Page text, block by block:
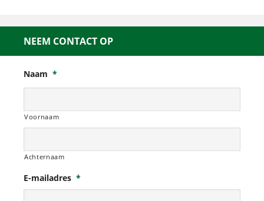
NEEM CONTACT OP
Naam *
Voornaam
Achternaam
E-mailadres *